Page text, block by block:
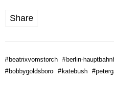
Share
#beatrixvomstorch #berlin-
#bobbygoldsboro #katebush #